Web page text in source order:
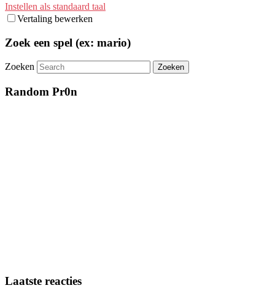
Instellen als standaard taal
Vertaling bewerken
Zoek een spel (ex: mario)
Zoeken
Random Pr0n
Laatste reacties